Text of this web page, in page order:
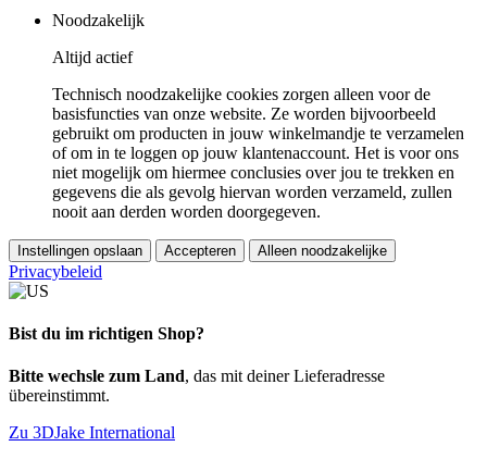
Noodzakelijk
Altijd actief
Technisch noodzakelijke cookies zorgen alleen voor de
basisfuncties van onze website. Ze worden bijvoorbeeld
gebruikt om producten in jouw winkelmandje te verzamelen
of om in te loggen op jouw klantenaccount. Het is voor ons
niet mogelijk om hiermee conclusies over jou te trekken en
gegevens die als gevolg hiervan worden verzameld, zullen
nooit aan derden worden doorgegeven.
Instellingen opslaan Accepteren Alleen noodzakelijke
Privacybeleid
Bist du im richtigen Shop?
Bitte wechsle zum Land, das mit deiner Lieferadresse
übereinstimmt.
Zu 3DJake International